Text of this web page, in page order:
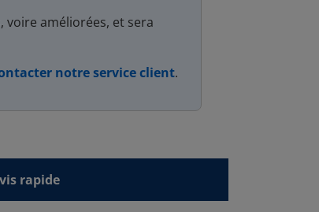
améliorées, et sera
notre service client.
rapide